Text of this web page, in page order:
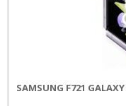
SAMSUNG F721